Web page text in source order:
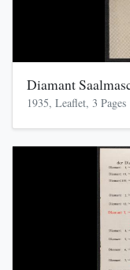
Diamant
1935, Leaflet, 3 Pages